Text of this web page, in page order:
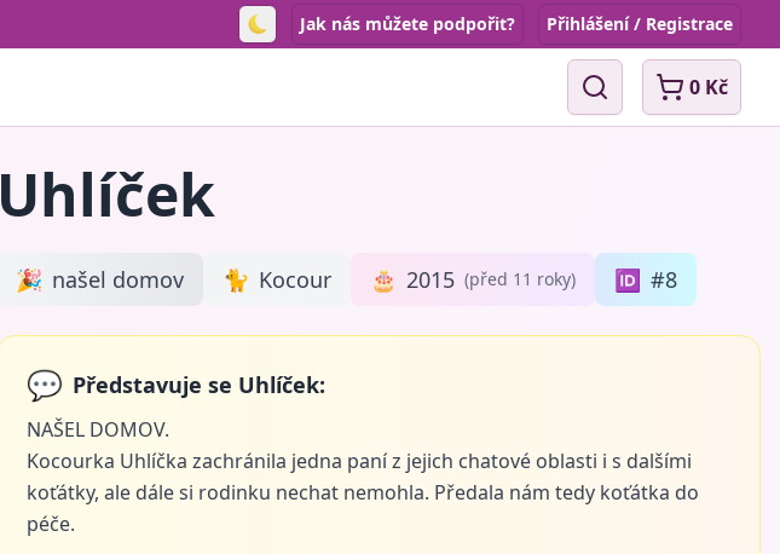
Toggle theme
Jak nás můžete podpořit? Přihlášení / Registrace
Vyhledávání0 Kč
Uhlíček
🎉 našel domov 🐈 Kocour 🎂 2015 (před 11 roky) 🆔 #8
💬 Představuje se Uhlíček:
NAŠEL DOMOV.
Kocourka Uhlíčka zachránila jedna paní z jejich chatové oblasti i s dalšími
koťátky, ale dále si rodinku nechat nemohla. Předala nám tedy koťátka do
péče.